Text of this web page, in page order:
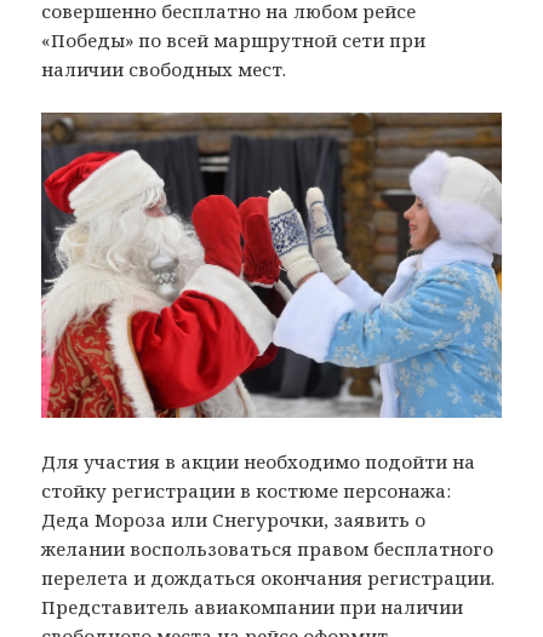
совершенно бесплатно на любом рейсе
«Победы» по всей маршрутной сети при
наличии свободных мест.
Для участия в акции необходимо подойти на
стойку регистрации в костюме персонажа:
Деда Мороза или Снегурочки, заявить о
желании воспользоваться правом бесплатного
перелета и дождаться окончания регистрации.
Представитель авиакомпании при наличии